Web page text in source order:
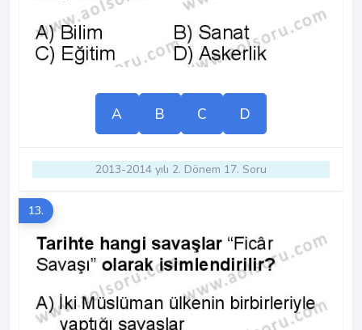
A B C D
2013-2014 yılı 2. Dönem 17. Soru
13.